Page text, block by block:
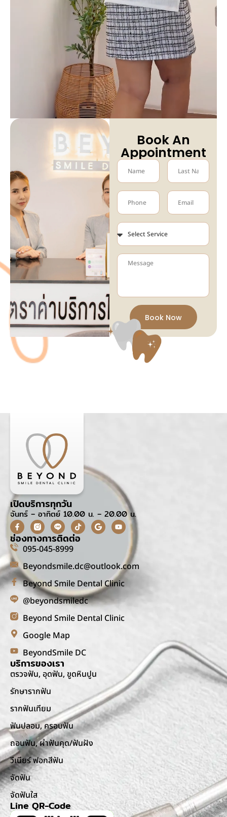
Book An
Appointment
Book Now
เปิดบริการทุกวัน
จันทร์ – อาทิตย์ 10.00 น. – 20.00 น.
ช่องทางการติดต่อ
095-045-8999
Beyondsmile.dc@outlook.com
Beyond Smile Dental Clinic
@beyondsmiledc
Beyond Smile Dental Clinic
Google Map
BeyondSmile DC
บริการของเรา
ตรวจฟัน, อุดฟัน, ขูดหินปูน
รักษารากฟัน
รากฟันเทียม
ฟันปลอม, ครอบฟัน
ถอนฟัน, ผ่าฟันคุด/ฟันฝัง
วีเนียร์ ฟอกสีฟัน
จัดฟัน
จัดฟันใส
Line QR-Code